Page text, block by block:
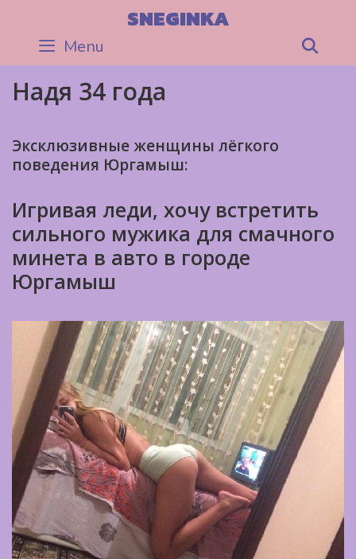
content
SNEGINKA
Menu
Надя 34 года
Эксклюзивные женщины лёгкого
поведения Юргамыш:
Игривая леди, хочу встретить
сильного мужика для смачного
минета в авто в городе
Юргамыш